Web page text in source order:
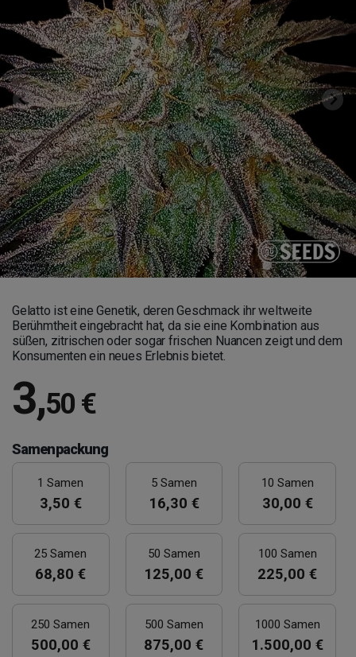
Gelatto ist eine Genetik, deren Geschmack ihr weltweite
Berühmtheit eingebracht hat, da sie eine Kombination aus
süßen, zitrischen oder sogar frischen Nuancen zeigt und dem
Konsumenten ein neues Erlebnis bietet.
3,50 €
Samenpackung
1 Samen
3,50 €
5 Samen
16,30 €
10 Samen
30,00 €
25 Samen
68,80 €
50 Samen
125,00 €
100 Samen
225,00 €
250 Samen
500,00 €
500 Samen
875,00 €
1000 Samen
1.500,00 €